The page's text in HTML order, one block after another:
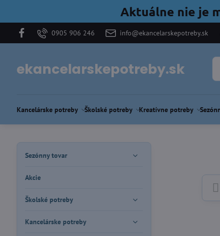
Aktuálne nie je
0905 906 246 info@ekancelarskepotreby.sk
ekancelarskepotreby.sk
Kancelárske potreby Školské potreby Kreatívne potreby
Sezónny tovar
Akcie
Školské potreby
Kancelárske potreby